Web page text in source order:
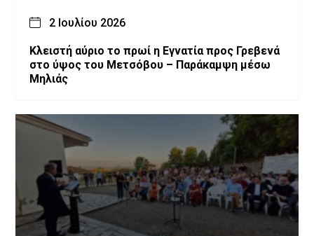
2 Ιουλίου 2026
Κλειστή αύριο το πρωί η Εγνατία προς Γρεβενά
στο ύψος του Μετσόβου – Παράκαμψη μέσω
Μηλιάς